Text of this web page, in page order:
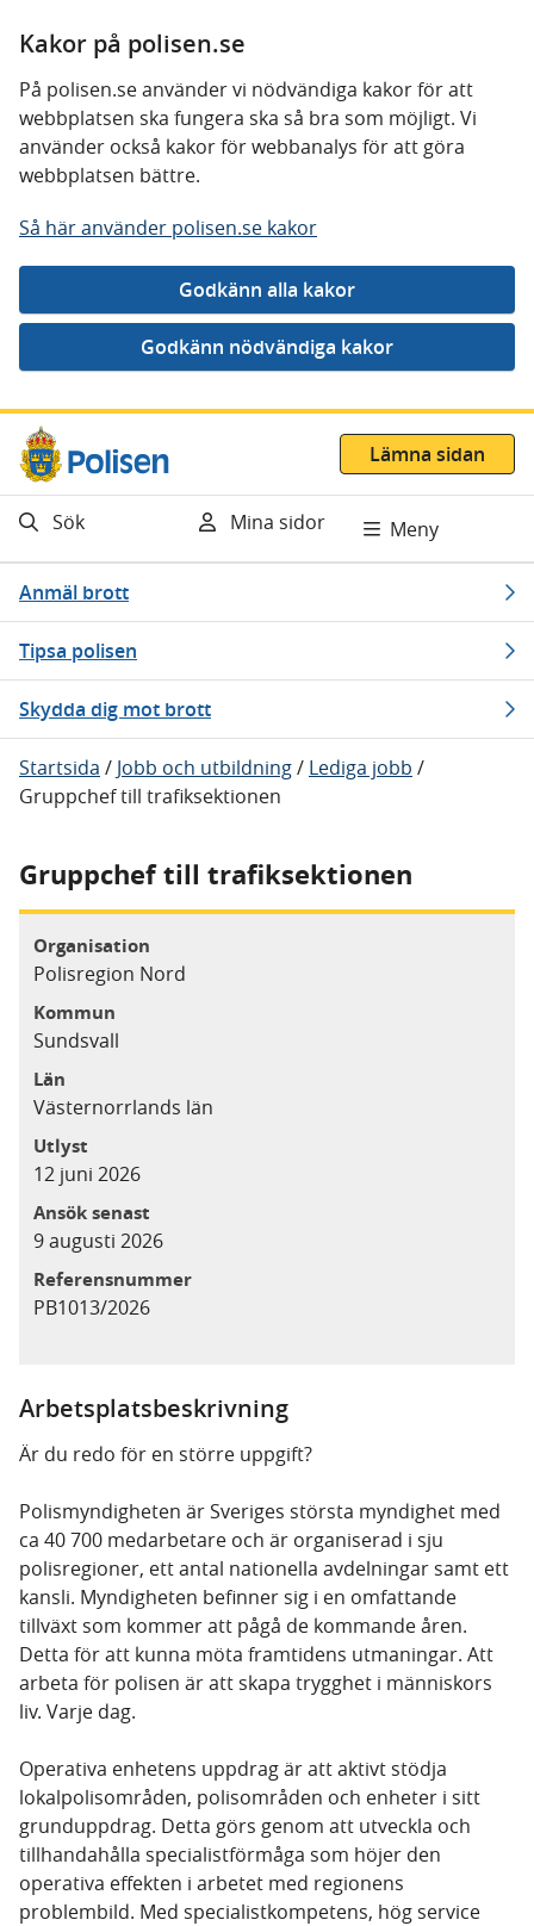
Kakor på polisen.se
På polisen.se använder vi nödvändiga kakor för att
webbplatsen ska fungera ska så bra som möjligt. Vi
använder också kakor för webbanalys för att göra
webbplatsen bättre.
Så här använder polisen.se kakor
Gå direkt till innehåll
Lämna sidan
Sök Mina sidor Meny
Anmäl brott
Tipsa polisen
Skydda dig mot brott
Startsida / Jobb och utbildning/ Lediga jobb /
Gruppchef till trafiksektionen
Gruppchef till trafiksektionen
Organisation
Polisregion Nord
Kommun
Sundsvall
Län
Västernorrlands län
Utlyst
12 juni 2026
Ansök senast
9 augusti 2026
Referensnummer
PB1013/2026
Arbetsplatsbeskrivning
Är du redo för en större uppgift?
Polismyndigheten är Sveriges största myndighet med
ca 40 700 medarbetare och är organiserad i sju
polisregioner, ett antal nationella avdelningar samt ett
kansli. Myndigheten befinner sig i en omfattande
tillväxt som kommer att pågå de kommande åren.
Detta för att kunna möta framtidens utmaningar. Att
arbeta för polisen är att skapa trygghet i människors
liv. Varje dag.
Operativa enhetens uppdrag är att aktivt stödja
lokalpolisområden, polisområden och enheter i sitt
grunduppdrag. Detta görs genom att utveckla och
tillhandahålla specialistförmåga som höjer den
operativa effekten i arbetet med regionens
problembild. Med specialistkompetens, hög service